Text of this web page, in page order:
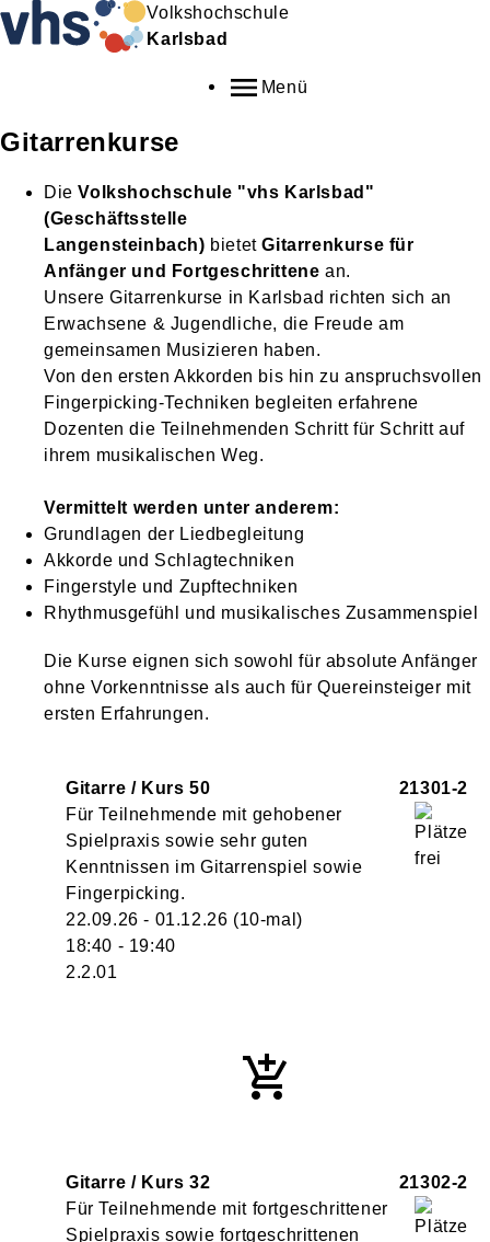
Volkshochschule
Karlsbad
Menü
Gitarrenkurse
DieVolkshochschule "vhs Karlsbad"
(Geschäftsstelle
Langensteinbach) bietetGitarrenkurse für
Anfänger und Fortgeschrittene an.
Unsere Gitarrenkurse in Karlsbad richten sich an
Erwachsene & Jugendliche, die Freude am
gemeinsamen Musizieren haben.
Von den ersten Akkorden bis hin zu anspruchsvollen
Fingerpicking-Techniken begleiten erfahrene
Dozenten die Teilnehmenden Schritt für Schritt auf
ihrem musikalischen Weg.
Vermittelt werden unter anderem:
Grundlagen der Liedbegleitung
Akkorde und Schlagtechniken
Fingerstyle und Zupftechniken
Rhythmusgefühl und musikalisches Zusammenspiel
Die Kurse eignen sich sowohl für absolute Anfänger
ohne Vorkenntnisse als auch für Quereinsteiger mit
ersten Erfahrungen.
Gitarre / Kurs 50
21301-2
Für Teilnehmende mit gehobener
Spielpraxis sowie sehr guten
Kenntnissen im Gitarrenspiel sowie
Fingerpicking.
22.09.26 - 01.12.26 (10-mal)
18:40 - 19:40
2.2.01
Gitarre / Kurs 32
21302-2
Für Teilnehmende mit fortgeschrittener
Spielpraxis sowie fortgeschrittenen